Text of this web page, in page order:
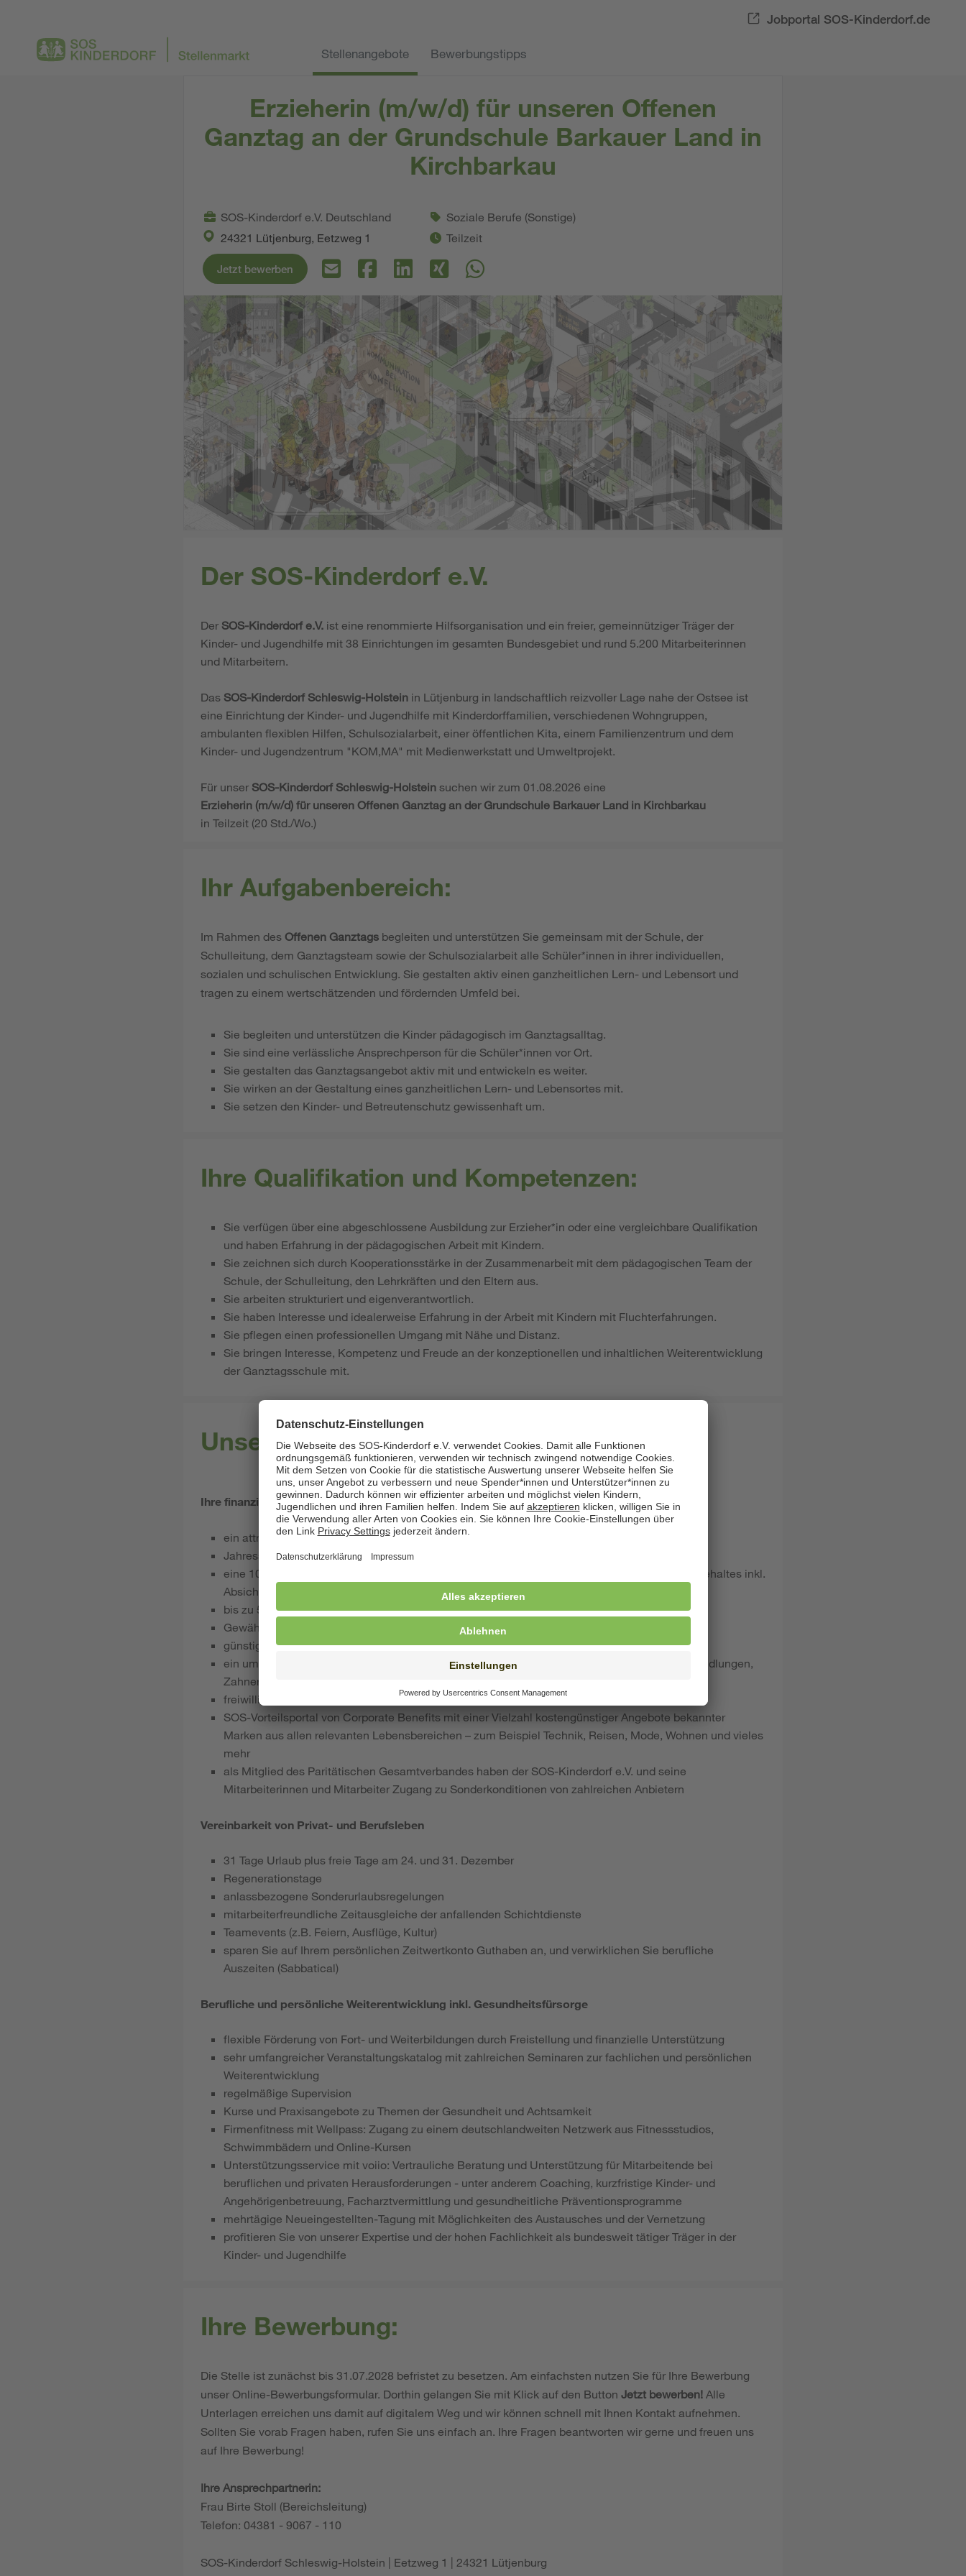
Jobportal SOS-Kinderdorf.de
Stellenangebote Bewerbungstipps
Erzieherin (m/w/d) für unseren Offenen
Ganztag an der Grundschule Barkauer Land in
Kirchbarkau
SOS-Kinderdorf e.V. Deutschland
24321 Lütjenburg, Eetzweg 1
Soziale Berufe (Sonstige)
Teilzeit
Jetzt bewerben
Der SOS-Kinderdorf e.V.
Der SOS-Kinderdorf e.V. ist eine renommierte Hilfsorganisation und ein freier, gemeinnütziger Träger der
Kinder- und Jugendhilfe mit 38 Einrichtungen im gesamten Bundesgebiet und rund 5.200 Mitarbeiterinnen
und Mitarbeitern.
Das SOS-Kinderdorf Schleswig-Holstein in Lütjenburg in landschaftlich reizvoller Lage nahe der Ostsee ist
eine Einrichtung der Kinder- und Jugendhilfe mit Kinderdorffamilien, verschiedenen Wohngruppen,
ambulanten flexiblen Hilfen, Schulsozialarbeit, einer öffentlichen Kita, einem Familienzentrum und dem
Kinder­- und Jugendzentrum "KOM,MA" mit Medienwerkstatt und Umweltprojekt.
Für unser SOS-Kinderdorf Schleswig-Holstein suchen wir zum 01.08.2026 eine
Erzieherin (m/w/d) für unseren Offenen Ganztag an der Grundschule Barkauer Land in Kirchbarkau
in Teilzeit (20 Std./Wo.)
Ihr Aufgabenbereich:
Im Rahmen des Offenen Ganztags begleiten und unterstützen Sie gemeinsam mit der Schule, der
Schulleitung, dem Ganztagsteam sowie der Schulsozialarbeit alle Schüler*innen in ihrer individuellen,
sozialen und schulischen Entwicklung. Sie gestalten aktiv einen ganzheitlichen Lern- und Lebensort und
tragen zu einem wertschätzenden und fördernden Umfeld bei.
Sie begleiten und unterstützen die Kinder pädagogisch im Ganztagsalltag.
Sie sind eine verlässliche Ansprechperson für die Schüler*innen vor Ort.
Sie gestalten das Ganztagsangebot aktiv mit und entwickeln es weiter.
Sie wirken an der Gestaltung eines ganzheitlichen Lern- und Lebensortes mit.
Sie setzen den Kinder- und Betreutenschutz gewissenhaft um.
Ihre Qualifikation und Kompetenzen:
Sie verfügen über eine abgeschlossene Ausbildung zur Erzieher*in oder eine vergleichbare Qualifikation
und haben Erfahrung in der pädagogischen Arbeit mit Kindern.
Sie zeichnen sich durch Kooperationsstärke in der Zusammenarbeit mit dem pädagogischen Team der
Schule, der Schulleitung, den Lehrkräften und den Eltern aus.
Sie arbeiten strukturiert und eigenverantwortlich.
Sie haben Interesse und idealerweise Erfahrung in der Arbeit mit Kindern mit Fluchterfahrungen.
Sie pflegen einen professionellen Umgang mit Nähe und Distanz.
Sie bringen Interesse, Kompetenz und Freude an der konzeptionellen und inhaltlichen Weiterentwicklung
der Ganztagsschule mit.
Unsere Leistungen als Arbeitgeber:
Ihre finanziellen Vorteile
ein attraktives, am TVöD SuE orientiertes Gehalt
Jahressonderzahlung und vermögenswirksame Leistungen
eine 100 % arbeitgeberfinanzierte Altersvorsorge in Höhe von 6,9 % des monatlichen Bruttogehaltes inkl.
Absicherung bei Erwerbsunfähigkeit
bis zu 500 € pro Jahr für Fahrtkosten im ÖPNV
Gewährung S-Zulage
günstiges Jobradleasing (inkl. E-Bikes)
ein umfangreiches Paket weiterer Leistungen wie Zuzahlungen bei naturheilkundlichen Behandlungen,
Zahnersatz, Sehhilfen etc.
freiwillige Sozialleistungen wie Zuschüsse bei Hochzeit, Geburt oder Adoption eines Kindes
SOS-Vorteilsportal von Corporate Benefits mit einer Vielzahl kostengünstiger Angebote bekannter
Marken aus allen relevanten Lebensbereichen – zum Beispiel Technik, Reisen, Mode, Wohnen und vieles
mehr
als Mitglied des Paritätischen Gesamtverbandes haben der SOS-Kinderdorf e.V. und seine
Mitarbeiterinnen und Mitarbeiter Zugang zu Sonderkonditionen von zahlreichen Anbietern
Vereinbarkeit von Privat- und Berufsleben
31 Tage Urlaub plus freie Tage am 24. und 31. Dezember
Regenerationstage
anlassbezogene Sonderurlaubsregelungen
mitarbeiterfreundliche Zeitausgleiche der anfallenden Schichtdienste
Teamevents (z.B. Feiern, Ausflüge, Kultur)
sparen Sie auf Ihrem persönlichen Zeitwertkonto Guthaben an, und verwirklichen Sie berufliche
Auszeiten (Sabbatical)
Berufliche und persönliche Weiterentwicklung inkl. Gesundheitsfürsorge
flexible Förderung von Fort- und Weiterbildungen durch Freistellung und finanzielle Unterstützung
sehr umfangreicher Veranstaltungskatalog mit zahlreichen Seminaren zur fachlichen und persönlichen
Weiterentwicklung
regelmäßige Supervision
Kurse und Praxisangebote zu Themen der Gesundheit und Achtsamkeit
Firmenfitness mit Wellpass: Zugang zu einem deutschlandweiten Netzwerk aus Fitnessstudios,
Schwimmbädern und Online-Kursen
Unterstützungsservice mit voiio: Vertrauliche Beratung und Unterstützung für Mitarbeitende bei
beruflichen und privaten Herausforderungen - unter anderem Coaching, kurzfristige Kinder- und
Angehörigenbetreuung, Facharztvermittlung und gesundheitliche Präventionsprogramme
mehrtägige Neueingestellten-Tagung mit Möglichkeiten des Austausches und der Vernetzung
profitieren Sie von unserer Expertise und der hohen Fachlichkeit als bundesweit tätiger Träger in der
Kinder- und Jugendhilfe
Ihre Bewerbung:
Die Stelle ist zunächst bis 31.07.2028 befristet zu besetzen. Am einfachsten nutzen Sie für Ihre Bewerbung
unser Online-Bewerbungsformular. Dorthin gelangen Sie mit Klick auf den Button Jetzt bewerben! Alle
Unterlagen erreichen uns damit auf digitalem Weg und wir können schnell mit Ihnen Kontakt aufnehmen.
Sollten Sie vorab Fragen haben, rufen Sie uns einfach an. Ihre Fragen beantworten wir gerne und freuen uns
auf Ihre Bewerbung!
Ihre Ansprechpartnerin:
Frau Birte Stoll (Bereichsleitung)
Telefon: 04381 - 9067 - 110
SOS-Kinderdorf Schleswig-Holstein | Eetzweg 1 | 24321 Lütjenburg